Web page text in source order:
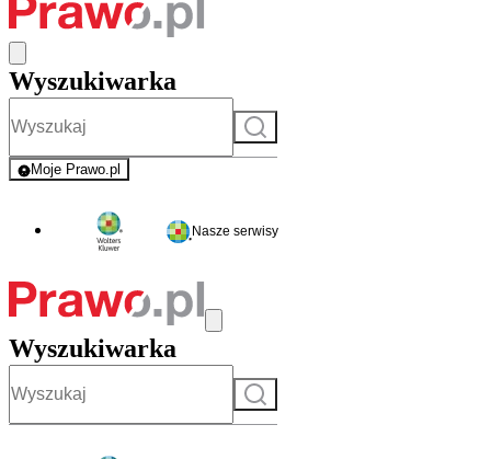
Wyszukiwarka
Szukaj
Moje Prawo.pl
- rejestracja i logowanie do serwisu
Nasze serwisy
Wyszukiwarka
Szukaj